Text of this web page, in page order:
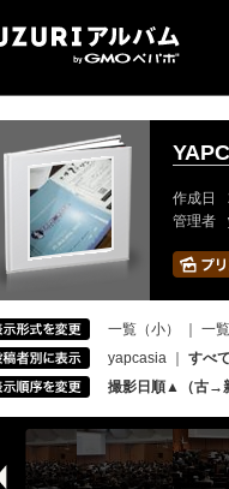
作成日
管理者
一覧（小） 一
yapcasia
すべて
撮影日順▲（古→